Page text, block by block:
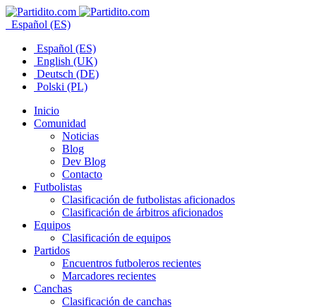
Español (ES)
Español (ES)
English (UK)
Deutsch (DE)
Polski (PL)
Inicio
Comunidad
Noticias
Blog
Dev Blog
Contacto
Futbolistas
Clasificación de futbolistas aficionados
Clasificación de árbitros aficionados
Equipos
Clasificación de equipos
Partidos
Encuentros futboleros recientes
Marcadores recientes
Canchas
Clasificación de canchas